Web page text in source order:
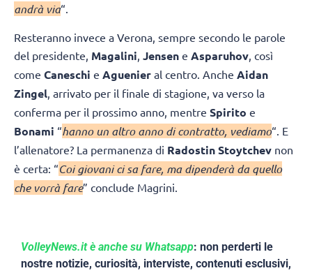
andrà via“.
Resteranno invece a Verona, sempre secondo le parole
del presidente, Magalini, Jensen e Asparuhov, così
come Caneschi e Aguenier al centro. Anche Aidan
Zingel, arrivato per il finale di stagione, va verso la
conferma per il prossimo anno, mentre Spirito e
Bonami “hanno un altro anno di contratto, vediamo“. E
l’allenatore? La permanenza di Radostin Stoytchev non
è certa: “Coi giovani ci sa fare, ma dipenderà da quello
che vorrà fare” conclude Magrini.
VolleyNews.it è anche su Whatsapp: non perderti le
nostre notizie, curiosità, interviste, contenuti esclusivi,